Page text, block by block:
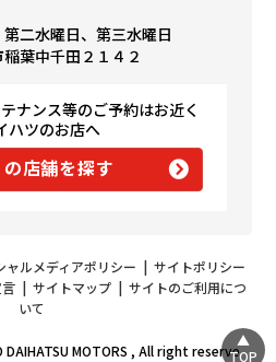
二水曜日、第三水曜日
葉中千田２１４２
ナンス等のご予約はお近く
ハツのお店へ
店舗を探す
ャルメディアポリシー | サイトポリシー
| サイトマップ| サイトのご利用につ
いて
DAIHATSU MOTORS , All right reserveTOP